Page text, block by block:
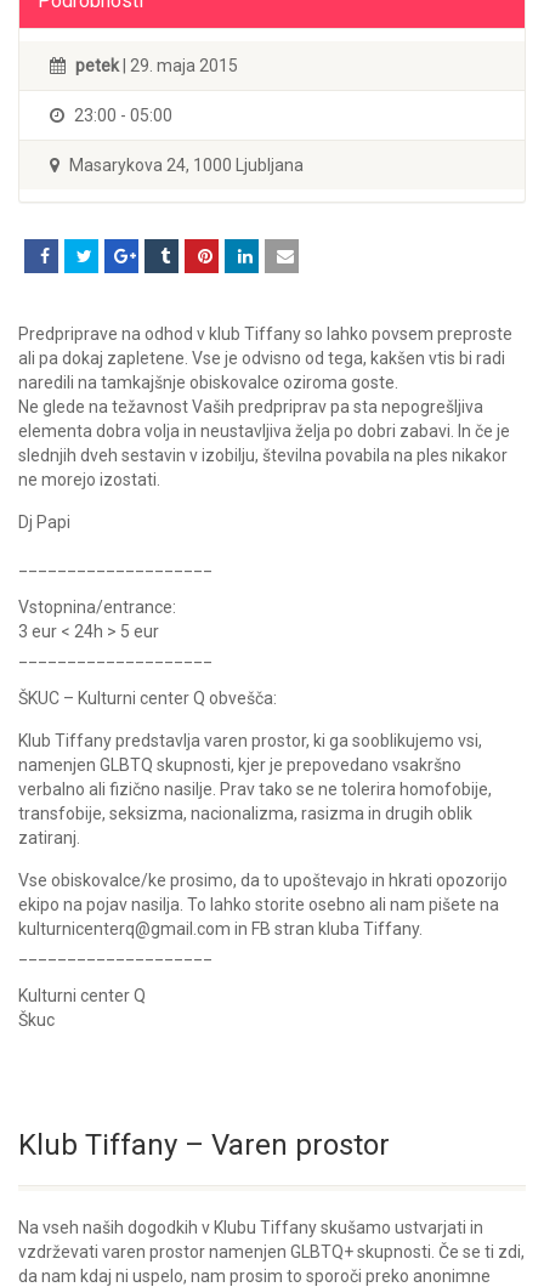
petek | 29. maja 2015
23:00 - 05:00
Masarykova 24, 1000 Ljubljana
Predpriprave na odhod v klub Tiffany so lahko povsem preproste
ali pa dokaj zapletene. Vse je odvisno od tega, kakšen vtis bi radi
naredili na tamkajšnje obiskovalce oziroma goste.
Ne glede na težavnost Vaših predpriprav pa sta nepogrešljiva
elementa dobra volja in neustavljiva želja po dobri zabavi. In če je
slednjih dveh sestavin v izobilju, številna povabila na ples nikakor
ne morejo izostati.
Dj Papi
Vstopnina/entrance:
3 eur < 24h > 5 eur
ŠKUC – Kulturni center Q obvešča:
Klub Tiffany predstavlja varen prostor, ki ga sooblikujemo vsi,
namenjen GLBTQ skupnosti, kjer je prepovedano vsakršno
verbalno ali fizično nasilje. Prav tako se ne tolerira homofobije,
transfobije, seksizma, nacionalizma, rasizma in drugih oblik
zatiranj.
Vse obiskovalce/ke prosimo, da to upoštevajo in hkrati opozorijo
ekipo na pojav nasilja. To lahko storite osebno ali nam pišete na
kulturnicenterq@gmail.com in FB stran kluba Tiffany.
Kulturni center Q
Škuc
Klub Tiffany – Varen prostor
Na vseh naših dogodkih v Klubu Tiffany skušamo ustvarjati in
vzdrževati varen prostor namenjen GLBTQ+ skupnosti. Če se ti zdi,
da nam kdaj ni uspelo, nam prosim to sporoči preko anonimne